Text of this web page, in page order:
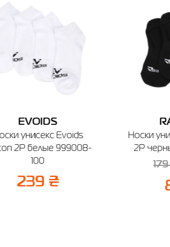
🔸 Магазин
г. Бердичев, ул.
График работы: 9:00
EVOIDS
унисекс Evoids
2P белые 999008-
100
239 ₴
Носки
2P